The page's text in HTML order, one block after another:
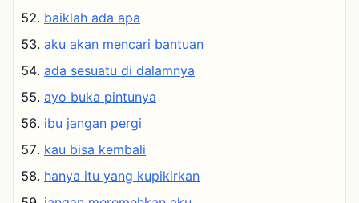
baiklah ada apa
aku akan mencari bantuan
ada sesuatu di dalamnya
ayo buka pintunya
ibu jangan pergi
kau bisa kembali
hanya itu yang kupikirkan